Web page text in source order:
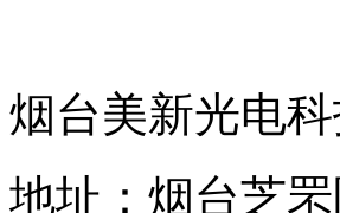
烟台美新光电
地址：烟台芝